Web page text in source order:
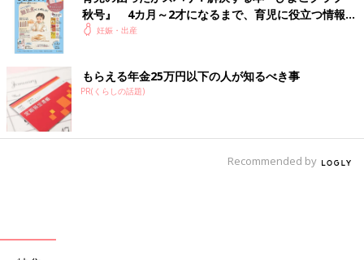
秋号』 4カ月～2才になるまで、育児に役立つ情報が
いっぱい！
妊娠・出産
もらえる年金25万円以下の人が知るべき事
PR(くらしの話題)
Recommended by